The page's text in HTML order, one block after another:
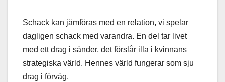
Schack kan jämföras med en relation, vi spelar
dagligen schack med varandra. En del tar livet
med ett drag i sänder, det förslår illa i kvinnans
strategiska värld. Hennes värld fungerar som sju
drag i förväg.